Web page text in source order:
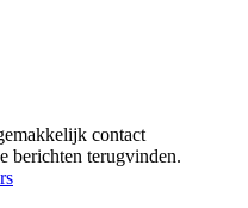
contact
berichten terugvinden.